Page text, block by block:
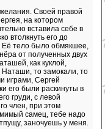
Своей правой
на котором
вставила себе в
втолкнуть его до
Её тело было обмякшее,
от полученных двух
как куклой,
Наташи, то замокали, то
играми, Сергей
его были раскинуты в
груди, с левой
член, при этом
самец, тебе надо
заночуешь у меня.